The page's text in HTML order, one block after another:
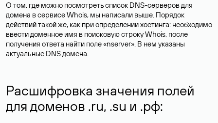
О том, где можно посмотреть список DNS-серверов для
домена в сервисе Whois, мы написали выше. Порядок
действий такой же, как при определении хостинга: необходимо
ввести доменное имя в поисковую строку Whois, после
получения ответа найти поле «nserver». В нем указаны
актуальные DNS домена.
Расшифровка значения полей
для доменов .ru, .su и .рф: